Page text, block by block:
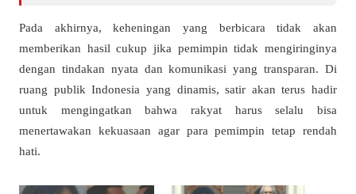
Pada akhirnya, keheningan yang berbicara tidak akan
memberikan hasil cukup jika pemimpin tidak mengiringinya
dengan tindakan nyata dan komunikasi yang transparan. Di
ruang publik Indonesia yang dinamis, satir akan terus hadir
untuk mengingatkan bahwa rakyat harus selalu bisa
menertawakan kekuasaan agar para pemimpin tetap rendah
hati.